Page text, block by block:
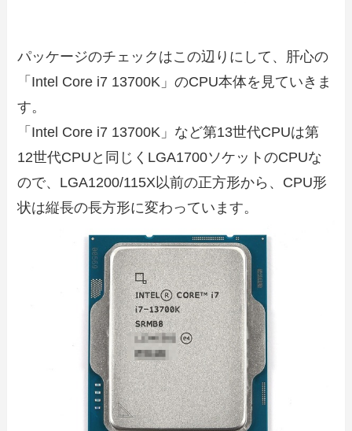
パッケージのチェックはこの辺りにして、肝心の
「Intel Core i7 13700K」のCPU本体を見ていきま
す。
「Intel Core i7 13700K」など第13世代CPUは第
12世代CPUと同じくLGA1700ソケットのCPUな
ので、LGA1200/115X以前の正方形から、CPU形
状は縦長の長方形に変わっています。